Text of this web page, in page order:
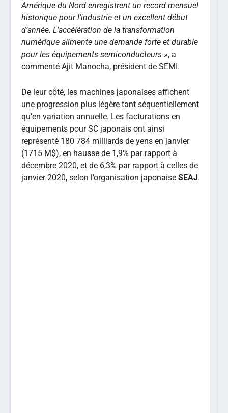
Amérique du Nord enregistrent un record mensuel
historique pour l’industrie et un excellent début
d’année. L’accélération de la transformation
numérique alimente une demande forte et durable
pour les équipements semiconducteurs », a
commenté Ajit Manocha, président de SEMI.
De leur côté, les machines japonaises affichent
une progression plus légère tant séquentiellement
qu’en variation annuelle. Les facturations en
équipements pour SC japonais ont ainsi
représenté 180 784 milliards de yens en janvier
(1715 M$), en hausse de 1,9% par rapport à
décembre 2020, et de 6,3% par rapport à celles de
janvier 2020, selon l’organisation japonaiseSEAJ.